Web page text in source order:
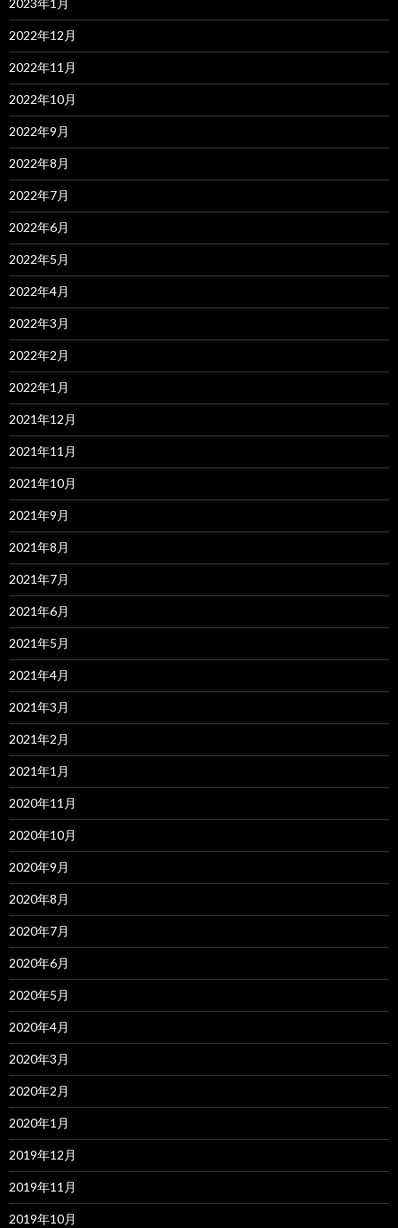
2023年1月
2022年12月
2022年11月
2022年10月
2022年9月
2022年8月
2022年7月
2022年6月
2022年5月
2022年4月
2022年3月
2022年2月
2022年1月
2021年12月
2021年11月
2021年10月
2021年9月
2021年8月
2021年7月
2021年6月
2021年5月
2021年4月
2021年3月
2021年2月
2021年1月
2020年11月
2020年10月
2020年9月
2020年8月
2020年7月
2020年6月
2020年5月
2020年4月
2020年3月
2020年2月
2020年1月
2019年12月
2019年11月
2019年10月